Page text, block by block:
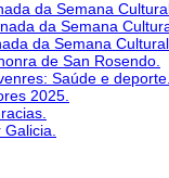
da Semana
da Semana
da Semana Cultural.
de San Rosendo.
Saúde e deporte.
2025.